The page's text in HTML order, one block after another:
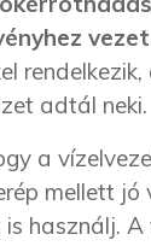
vezet
adtál neki.
a
mellett jó
használj.